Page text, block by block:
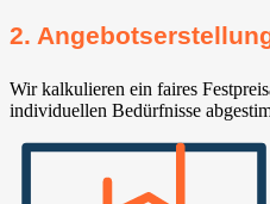
2.
Wir kalkulieren ein faires
individuellen Bedürfnisse